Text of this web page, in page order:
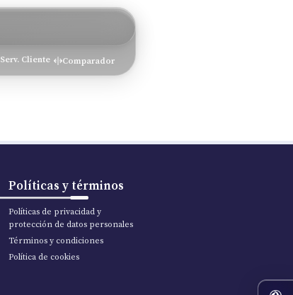
Serv. Cliente Comparador
Políticas y términos
Políticas de privacidad y
protección de datos personales
Términos y condiciones
Política de cookies